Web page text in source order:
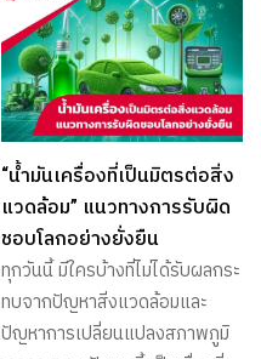
“น้ำมันเครื่องที่เป็นมิตรต่อสิ่ง
แวดล้อม” แนวทางการรับผิด
ชอบโลกอย่างยั่งยืน
ทุกวันนี้ มีใครบ้างที่ไม่ได้รับผลกระ
ทบจากปัญหาสิ่งแวดล้อมและ
ปัญหาการเปลี่ยนแปลงสภาพภูมิ